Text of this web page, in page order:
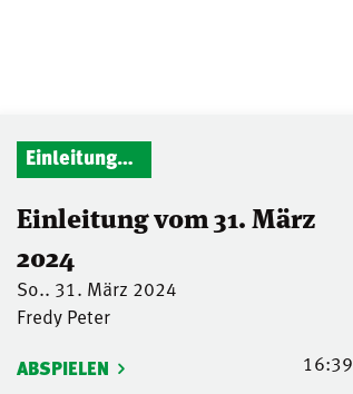
Einleitungen Gottesdienst
Einleitung vom 31. März
2024
So.. 31. März 2024
Fredy Peter
ABSPIELEN 16:39